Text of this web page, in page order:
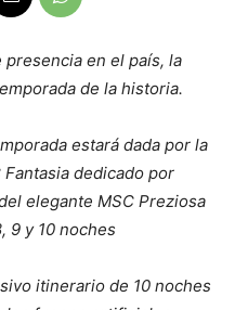
en el país, la
de la historia.
estará dada por la
dedicado por
elegante MSC Preziosa
9 y 10 noches
itinerario de 10 noches